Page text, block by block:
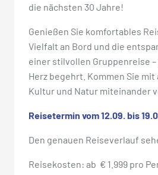
die nächsten 30 Jahre!
Genießen Sie komfortables
Vielfalt an Bord und die
einer stilvollen Gruppenreise –
Herz begehrt. Kommen Sie
Kultur und Natur miteinander
Reisetermin vom 12.09. bis
Den genauen Reiseverlauf
Reisekosten: ab € 1.999 pro